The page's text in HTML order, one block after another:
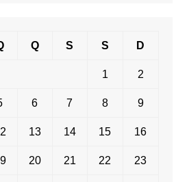
Q S S D
1 2
6 7 8 9
13 14 15 16
20 21 22 23